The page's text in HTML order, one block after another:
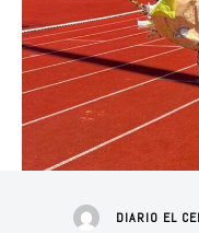
DIARIO EL